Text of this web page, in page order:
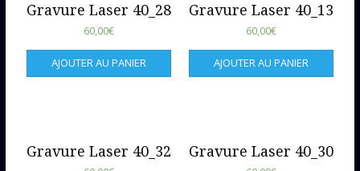
Gravure Laser 40_28
60,00€
AJOUTER AU PANIER
Gravure Laser 40_13
60,00€
AJOUTER AU PANIER
Gravure Laser 40_32 Gravure Laser 40_30